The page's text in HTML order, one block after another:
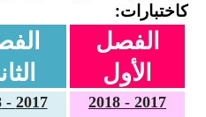
كاختبارات:
الفصل
الأول
2017 - 2018
2017 - 2018